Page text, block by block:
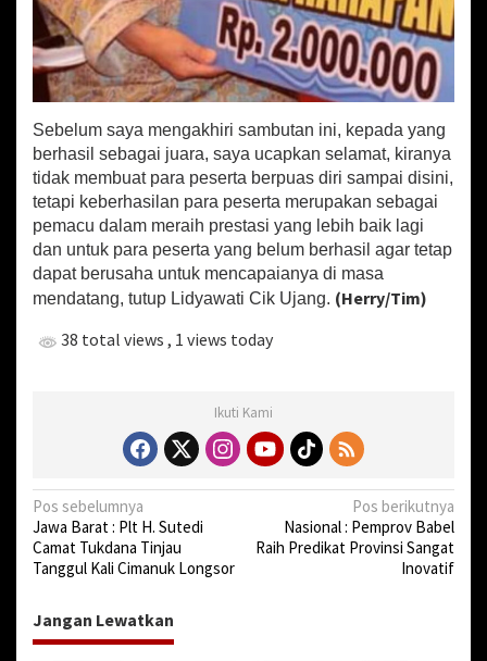
Sebelum saya mengakhiri sambutan ini, kepada yang
berhasil sebagai juara, saya ucapkan selamat, kiranya
tidak membuat para peserta berpuas diri sampai disini,
tetapi keberhasilan para peserta merupakan sebagai
pemacu dalam meraih prestasi yang lebih baik lagi
dan untuk para peserta yang belum berhasil agar tetap
dapat berusaha untuk mencapaianya di masa
mendatang, tutup Lidyawati Cik Ujang. (Herry/Tim)
38 total views , 1 views today
Ikuti Kami
N
a
v
g
Pos sebelumnya
Jawa Barat : Plt H. Sutedi
Camat Tukdana Tinjau
Tanggul Kali Cimanuk Longsor
Pos berikutnya
Nasional : Pemprov Babel
Raih Predikat Provinsi Sangat
Inovatif
Jangan Lewatkan